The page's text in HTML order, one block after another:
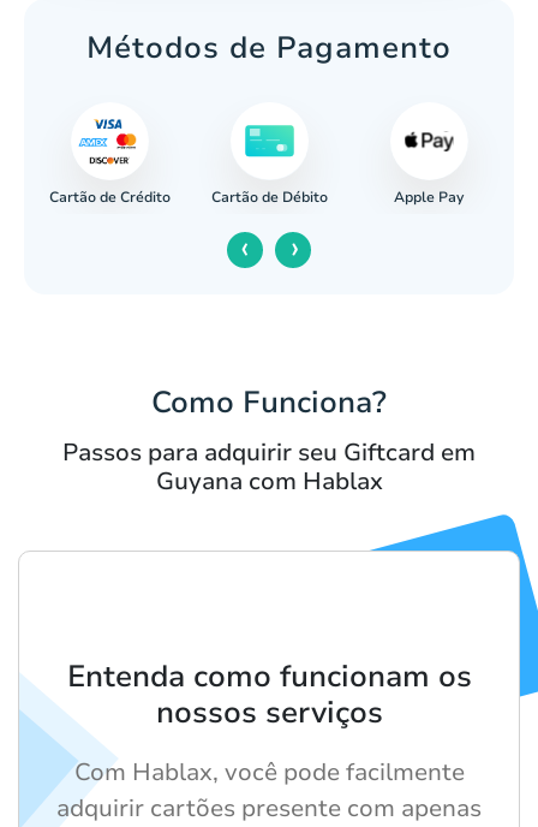
Métodos de Pagamento
Cartão de Crédito Cartão de Débito Apple Pay
‹ ›
Como Funciona?
Passos para adquirir seu Giftcard em
Guyana com Hablax
Entenda como funcionam os
nossos serviços
Com Hablax, você pode facilmente
adquirir cartões presente com apenas